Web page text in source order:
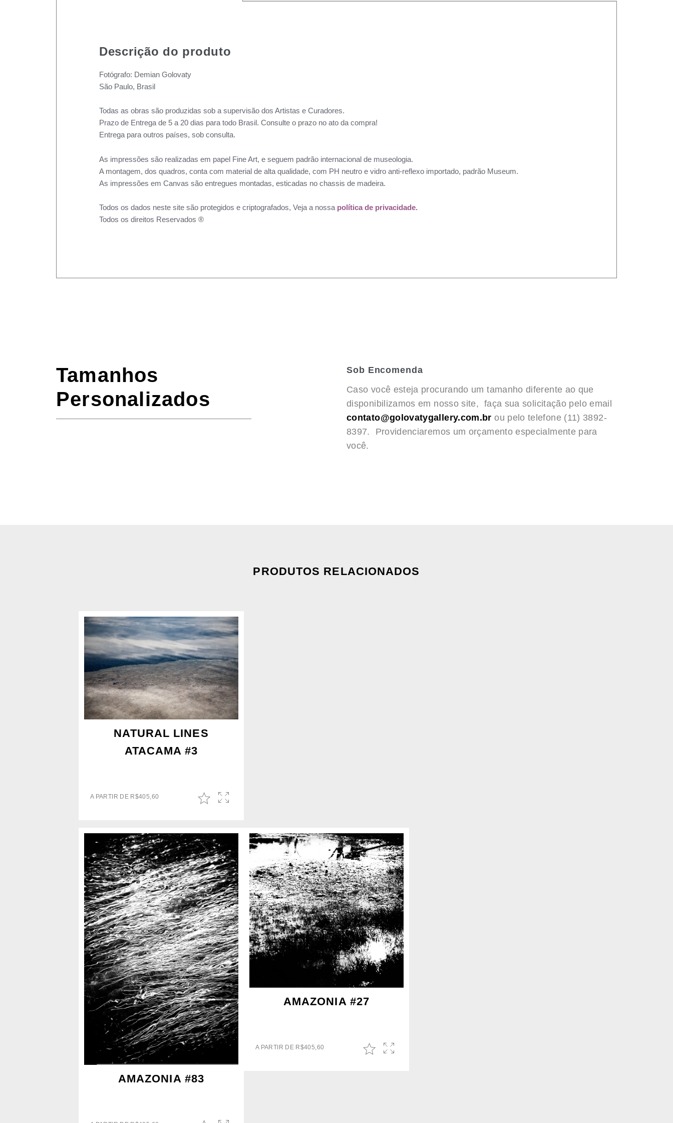
Descrição do produto
Fotógrafo: Demian Golovaty
São Paulo, Brasil
Todas as obras são produzidas sob a supervisão dos Artistas e Curadores.
Prazo de Entrega de 5 a 20 dias para todo Brasil. Consulte o prazo no ato da compra!
Entrega para outros países, sob consulta.
As impressões são realizadas em papel Fine Art, e seguem padrão internacional de museologia.
A montagem, dos quadros, conta com material de alta qualidade, com PH neutro e vidro anti-reflexo importado, padrão Museum.
As impressões em Canvas são entregues montadas, esticadas no chassis de madeira.
Todos os dados neste site são protegidos e criptografados, Veja a nossa política de privacidade.
Todos os direitos Reservados ®
Tamanhos
Personalizados
Sob Encomenda
Caso você esteja procurando um tamanho diferente ao que
disponibilizamos em nosso site, faça sua solicitação pelo email
contato@golovatygallery.com.br ou pelo telefone (11) 3892-
8397. Providenciaremos um orçamento especialmente para
você.
PRODUTOS RELACIONADOS
NATURAL LINES
ATACAMA #3
A PARTIR DE R$405,60
AMAZONIA #83
AMAZONIA #27
A PARTIR DE R$405,60